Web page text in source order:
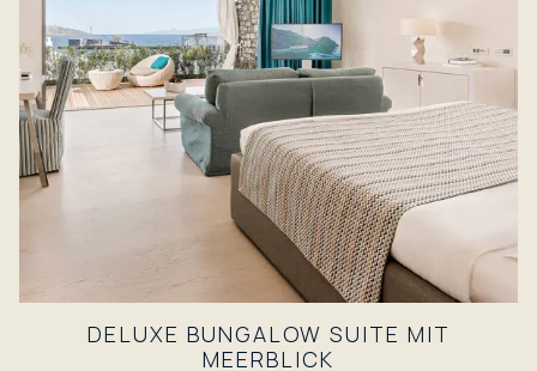
DELUXE BUNGALOW SUITE MIT
MEERBLICK